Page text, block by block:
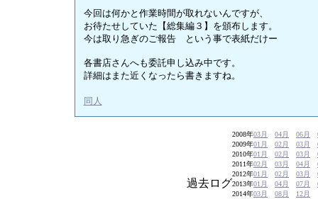
今回は何かと作業時間が取れないんですが、
お待たせしていた【総集編３】を頒布します。
今は取り急ぎのご報告 という事で表紙だけー
各書店さんへも委託申し込み中です。
詳細はまた近くなったら書きますね。
同人
過去ログ
2008年03月 04月 06月
2009年01月 02月 03月
2010年01月 02月 03月
2011年02月 03月 04月
2012年01月 02月 03月
2013年01月 04月 07月
2014年03月 08月
12月